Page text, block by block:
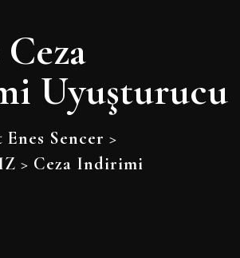
Ceza
Uyuşturucu
Sencer >
> Ceza Indirimi